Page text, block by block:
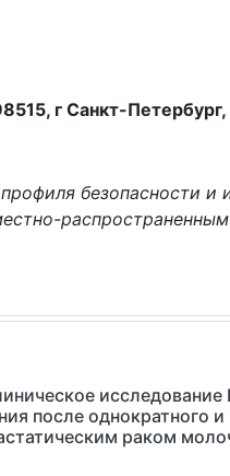
г Санкт-Петербург,
безопасности
после однократного
раком